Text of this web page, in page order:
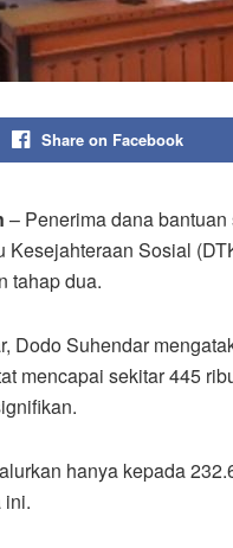
Share on Facebook
– Penerima dana
Kesejahteraan Sosial
tahap dua.
Dodo Suhendar
mencapai sekitar 445
hanya kepada
ini.